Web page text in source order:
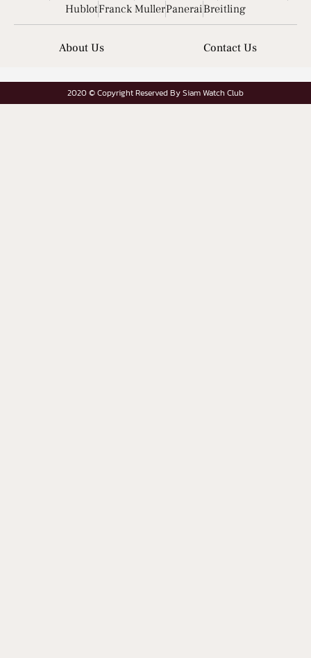
HublotFranck MullerPaneraiBreitling
About Us Contact Us
2020 © Copyright Reserved By Siam Watch Club